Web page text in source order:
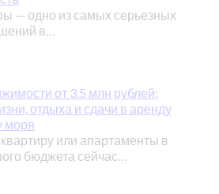
— одно из самых серьезных
в…
от 3.5 млн рублей:
отдыха и сдачи в аренду
моря
или апартаменты в
бюджета сейчас…